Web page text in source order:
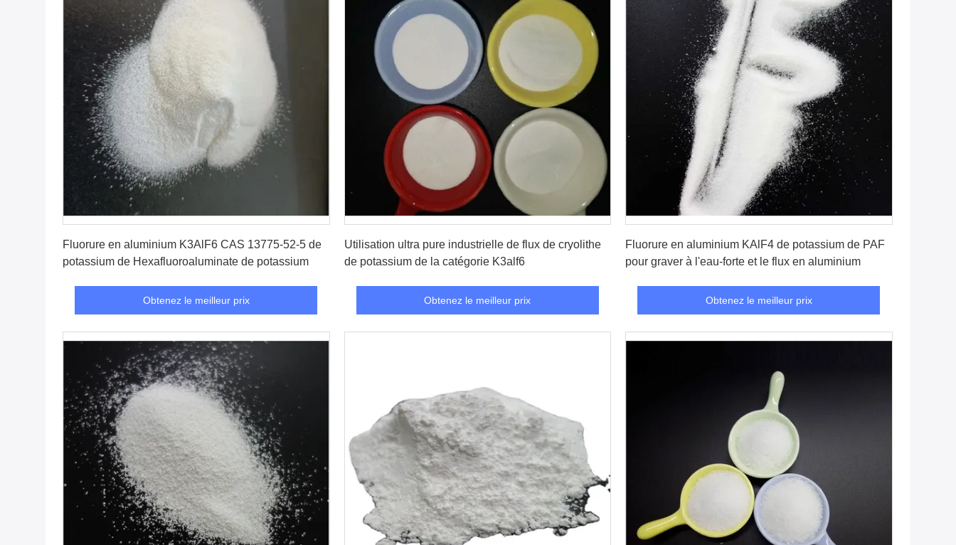
Fluorure en aluminium K3AlF6 CAS 13775-52-5 de
potassium de Hexafluoroaluminate de potassium
Obtenez le meilleur prix
Utilisation ultra pure industrielle de flux de cryolithe
de potassium de la catégorie K3alf6
Obtenez le meilleur prix
Fluorure en aluminium KAlF4 de potassium de PAF
pour graver à l'eau-forte et le flux en aluminium
Obtenez le meilleur prix